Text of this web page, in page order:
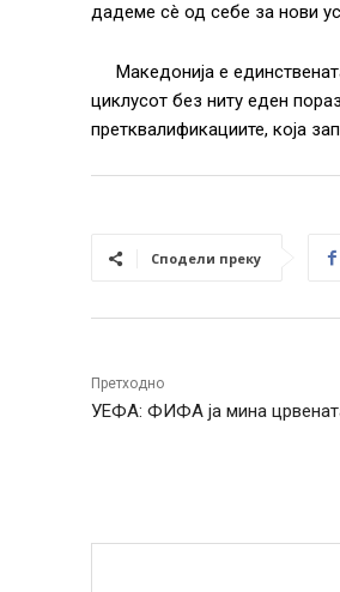
дадеме сè од себе за нови
Македонија е
циклусот без ниту еден
претквалификациите, која
Сподели преку
Претходно
УЕФА: ФИФА ја мина